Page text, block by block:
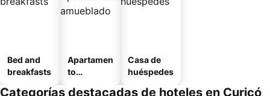
Bed and
breakfasts
Apartamen
to
Casa de
huéspedes
Categorías destacadas de hoteles en Curicó